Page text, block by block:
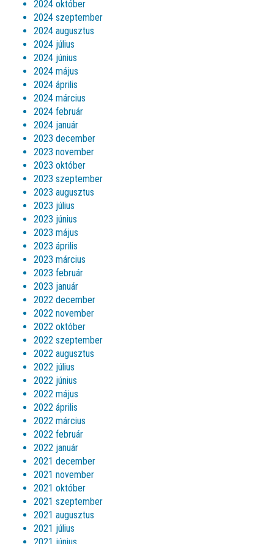
2024 október
2024 szeptember
2024 augusztus
2024 július
2024 június
2024 május
2024 április
2024 március
2024 február
2024 január
2023 december
2023 november
2023 október
2023 szeptember
2023 augusztus
2023 július
2023 június
2023 május
2023 április
2023 március
2023 február
2023 január
2022 december
2022 november
2022 október
2022 szeptember
2022 augusztus
2022 július
2022 június
2022 május
2022 április
2022 március
2022 február
2022 január
2021 december
2021 november
2021 október
2021 szeptember
2021 augusztus
2021 július